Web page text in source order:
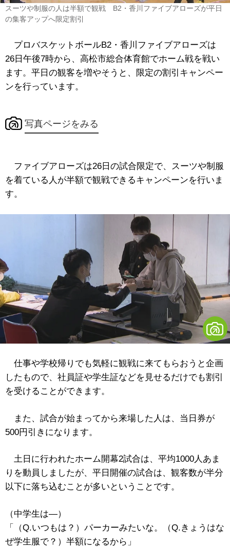
スーツや制服の人は半額で観戦 B2・香川ファイブアローズが平日
の集客アップへ限定割引
プロバスケットボールB2・香川ファイブアローズは
26日午後7時から、高松市総合体育館でホーム戦を戦い
ます。平日の観客を増やそうと、限定の割引キャンペー
ンを行っています。
写真ページをみる
ファイブアローズは26日の試合限定で、スーツや制服
を着ている人が半額で観戦できるキャンペーンを行いま
す。
仕事や学校帰りでも気軽に観戦に来てもらおうと企画
したもので、社員証や学生証などを見せるだけでも割引
を受けることができます。
また、試合が始まってから来場した人は、当日券が
500円引きになります。
土日に行われたホーム開幕2試合は、平均1000人あま
りを動員しましたが、平日開催の試合は、観客数が半分
以下に落ち込むことが多いということです。
（中学生は―）
「（Q.いつもは？）パーカーみたいな。（Q.きょうはな
ぜ学生服で？）半額になるから」